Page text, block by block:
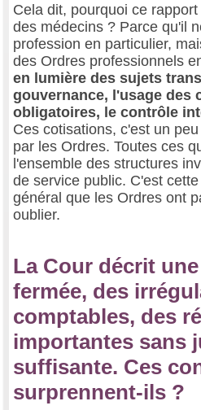
Cela dit, pourquoi ce
des médecins ? Parce qu'il
profession en particulier,
des Ordres professionnels
en lumière des sujets
gouvernance, l'usage des
obligatoires, le contrôle
Ces cotisations, c'est un
par les Ordres. Toutes ces
l'ensemble des structures
de service public. C'est
général que les Ordres ont
oublier.
La Cour décrit
fermée, des
comptables, des
importantes sans
suffisante. Ces
surprennent-ils ?